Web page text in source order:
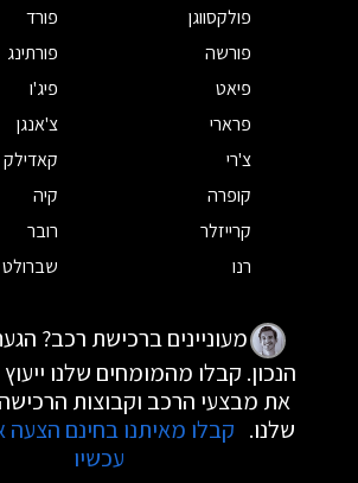
פולקסווגן
פורד
פורשה
פורתינג
פיאט
פיג'ו
פרארי
צ'אנגן
צ'רי
קאדילק
קופרה
קיה
קרייזלר
רובר
רנו
שברולט
מעוניינים ברכישת רכב?
הנכון. קבלו מהמומחים שלנו
את מבצעי הרכב וקבוצות
שלנו. קבלו מאיתנו בחינם
עכשיו